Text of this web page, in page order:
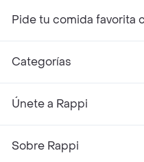
Pide tu comida favorita
Categorías
Únete a Rappi
Sobre Rappi